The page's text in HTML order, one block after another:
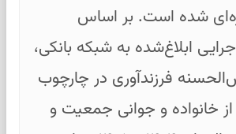
شده است. بر اساس
ابلاغ‌شده به شبکه بانکی،
فرزندآوری در چارچوب
خانواده و جوانی جمعیت و